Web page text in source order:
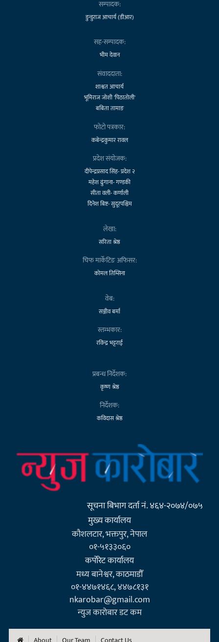
सम्पादक:
डुन्डुराज आचार्य (डीआर)
सह-सम्पादक:
भीम देवान
संवाददाता:
शाश्वत आचार्य
भूमिराज जोशी 'पिठातोली'
बबिता तामाङ
फोटो पत्रकार:
कबेन्द्रकुमार रावल
प्रदेश संयोजक:
दीपेन्द्रप्रसाद सिंह- प्रदेश २
महेश ढुंगाना- गण्डकी
सीता वली- कर्णाली
दिनेश बिष्ट- सुदूरपश्चिम
लेखा:
सरिता श्रेष्ठ
चिफ मार्केटिङ अफिसर:
कोमल तिम्सिना
वेब:
सञ्जीव बर्मा
स्तम्भकार:
रविन्द्र भट्टराई
प्रबन्ध निर्देशक:
कृष्ण श्रेष्ठ
निर्देशक:
कविदास श्रेष्ठ
सूचना बिभाग दर्ता नं. ४६४-२०७४/०७५
मुख्य कार्यालय
कौशलटार, भक्तपुर, नेपाल
०१-५१३३०६०
कर्पाेरेट कार्यालय
मध्य बानेश्वर, काठमाडौँ
०१-४४७१४६८, ४४७८१३१
nkarobar@gmail.com
न्युज कारोबार डट कम